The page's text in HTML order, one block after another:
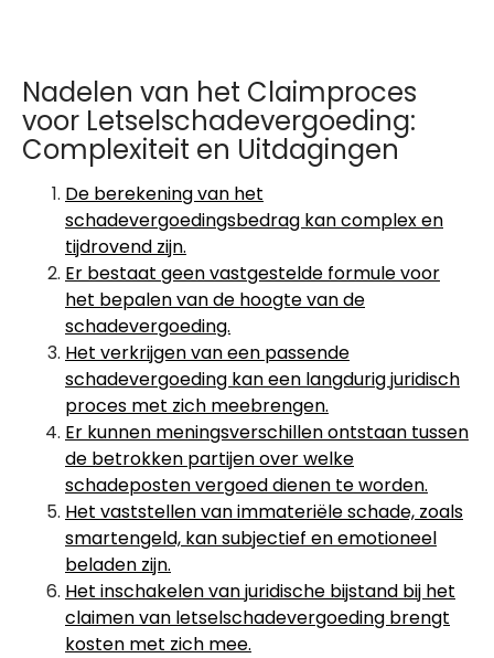
Nadelen van het Claimproces
voor Letselschadevergoeding:
Complexiteit en Uitdagingen
De berekening van het
schadevergoedingsbedrag kan complex en
tijdrovend zijn.
Er bestaat geen vastgestelde formule voor
het bepalen van de hoogte van de
schadevergoeding.
Het verkrijgen van een passende
schadevergoeding kan een langdurig juridisch
proces met zich meebrengen.
Er kunnen meningsverschillen ontstaan tussen
de betrokken partijen over welke
schadeposten vergoed dienen te worden.
Het vaststellen van immateriële schade, zoals
smartengeld, kan subjectief en emotioneel
beladen zijn.
Het inschakelen van juridische bijstand bij het
claimen van letselschadevergoeding brengt
kosten met zich mee.